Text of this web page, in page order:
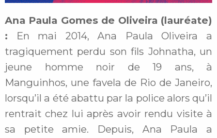
Ana Paula Gomes de Oliveira (lauréate)
: En mai 2014, Ana Paula Oliveira a
tragiquement perdu son fils Johnatha, un
jeune homme noir de 19 ans, à
Manguinhos, une favela de Rio de Janeiro,
lorsqu’il a été abattu par la police alors qu’il
rentrait chez lui après avoir rendu visite à
sa petite amie. Depuis, Ana Paula a